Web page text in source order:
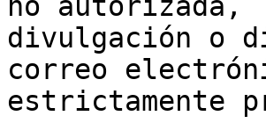
no autorizada,
divulgación o
correo
estrictamente